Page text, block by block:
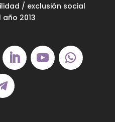
/ exclusión social
2013